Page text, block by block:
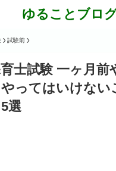
ゆることブロ
試験前
士試験 一ヶ月前
やってはいけない
選